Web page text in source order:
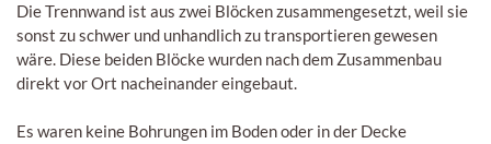
Die Trennwand ist aus zwei Blöcken zusammengesetzt, weil sie
sonst zu schwer und unhandlich zu transportieren gewesen
wäre. Diese beiden Blöcke wurden nach dem Zusammenbau
direkt vor Ort nacheinander eingebaut.
Es waren keine Bohrungen im Boden oder in der Decke